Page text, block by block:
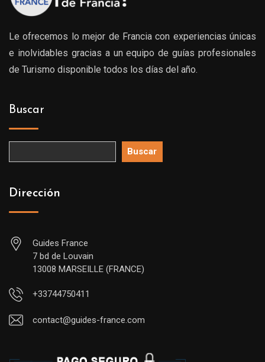
Le ofrecemos lo mejor de Francia con experiencias únicas
e inolvidables gracias a un equipo de guías profesionales
de Turismo disponible todos los días del año.
Buscar
Buscar
Dirección
Guides France
7 bd de Louvain
13008 MARSEILLE (FRANCE)
+33744750411
contact@guides-france.com